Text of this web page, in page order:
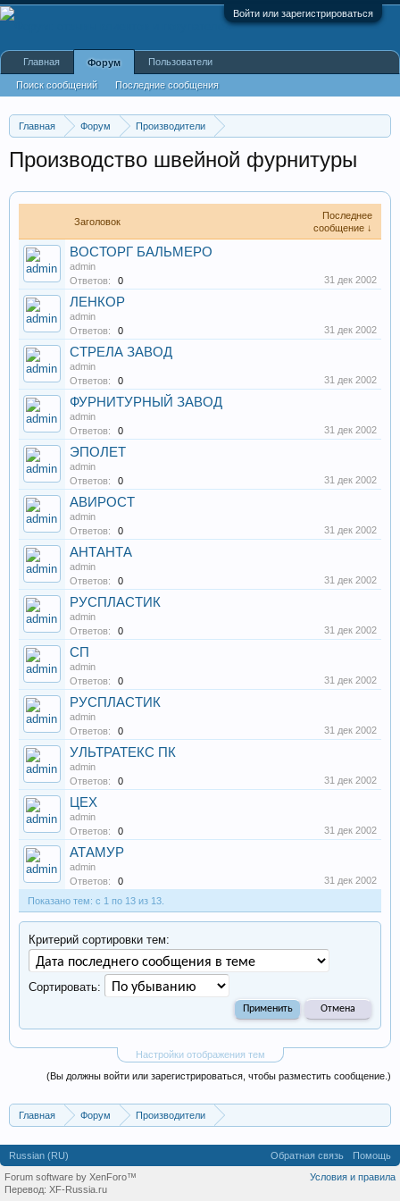
Войти или зарегистрироваться
Главная Форум
Производители
Производство швейной фурнитуры
Заголовок
Последнее
сообщение ↓
ВОСТОРГ БАЛЬМЕРО
admin
Ответов:
0 31 дек 2002
ЛЕНКОР
admin
Ответов:
0 31 дек 2002
СТРЕЛА ЗАВОД
admin
Ответов:
0 31 дек 2002
ФУРНИТУРНЫЙ ЗАВОД
admin
Ответов:
0 31 дек 2002
ЭПОЛЕТ
admin
Ответов:
0 31 дек 2002
АВИРОСТ
admin
Ответов:
0 31 дек 2002
АНТАНТА
admin
Ответов:
0 31 дек 2002
РУСПЛАСТИК
admin
Ответов:
0 31 дек 2002
СП
admin
Ответов:
0 31 дек 2002
РУСПЛАСТИК
admin
Ответов:
0 31 дек 2002
УЛЬТРАТЕКС ПК
admin
Ответов:
0 31 дек 2002
ЦЕХ
admin
Ответов:
0 31 дек 2002
АТАМУР
admin
Ответов:
0
31 дек 2002
Показано тем: с 1 по 13 из 13.
Настройки отображения тем
Критерий сортировки тем:
Сортировать:
(Вы должны войти или зарегистрироваться, чтобы разместить сообщение.)
Главная Форум
Производители
Главная Форум
Поиск сообщений Последние сообщения
Пользователи
Russian (RU) Обратная связь
Помощь
Условия и правила
Forum software by XenForo™
Перевод: XF-Russia.ru